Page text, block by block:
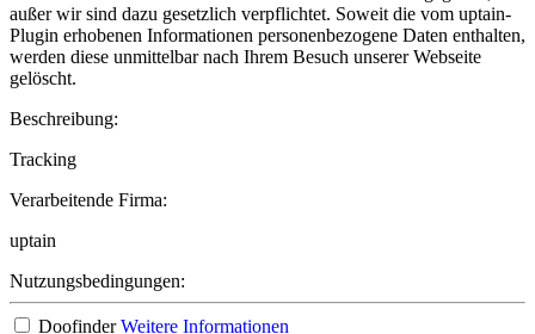
außer wir sind dazu gesetzlich verpflichtet. Soweit die vom uptain-
Plugin erhobenen Informationen personenbezogene Daten enthalten,
werden diese unmittelbar nach Ihrem Besuch unserer Webseite
gelöscht.
Beschreibung:
Tracking
Verarbeitende Firma:
uptain
Nutzungsbedingungen:
Doofinder Weitere Informationen